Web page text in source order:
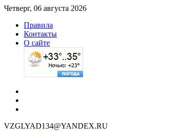
Четверг, 06 августа 2026
Правила
Контакты
О сайте
VZGLYAD134@YANDEX.RU